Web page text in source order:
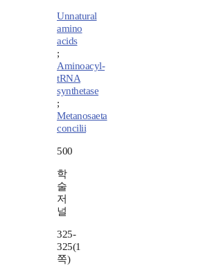
Unnatural
amino
acids
;
Aminoacyl-
tRNA
synthetase
;
Metanosaeta
concilii
500
학
술
저
널
325-
325(1
쪽)